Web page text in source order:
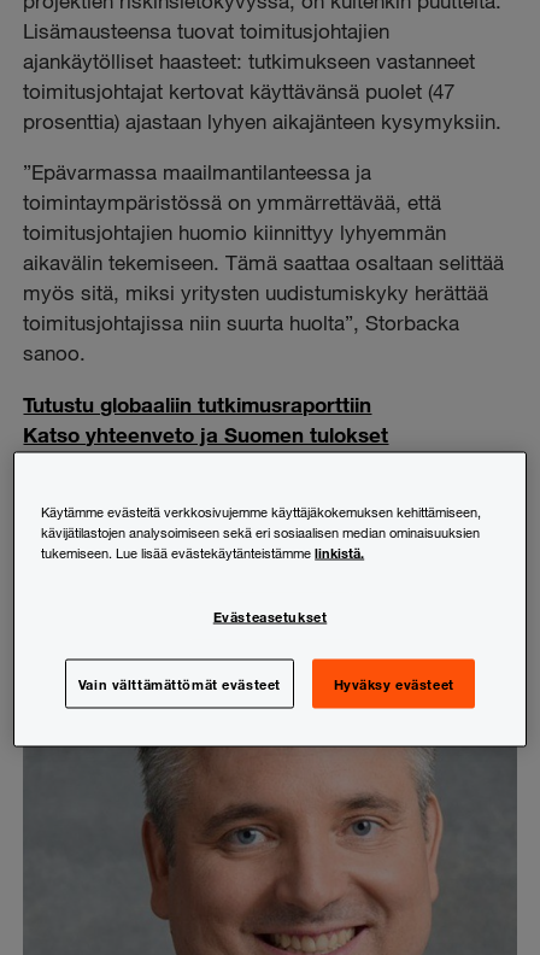
Lisämausteensa tuovat toimitusjohtajien
ajankäytölliset haasteet: tutkimukseen vastanneet
toimitusjohtajat kertovat käyttävänsä puolet (47
prosenttia) ajastaan lyhyen aikajänteen kysymyksiin.
”Epävarmassa maailmantilanteessa ja
toimintaympäristössä on ymmärrettävää, että
toimitusjohtajien huomio kiinnittyy lyhyemmän
aikavälin tekemiseen. Tämä saattaa osaltaan selittää
myös sitä, miksi yritysten uudistumiskyky herättää
toimitusjohtajissa niin suurta huolta”, Storbacka
sanoo.
Tutustu globaaliin tutkimusraporttiin
Katso yhteenveto ja Suomen tulokset
Jaa: LinkedIn Facebook
X (Twitter)
Kopioi linkki
Käytämme evästeitä verkkosivujemme käyttäjäkokemuksen kehittämiseen,
kävijätilastojen analysoimiseen sekä eri sosiaalisen median ominaisuuksien
tukemiseen. Lue lisää evästekäytänteistämmelinkistä.
Evästeasetukset
Vain välttämättömät evästeet Hyväksy evästeet